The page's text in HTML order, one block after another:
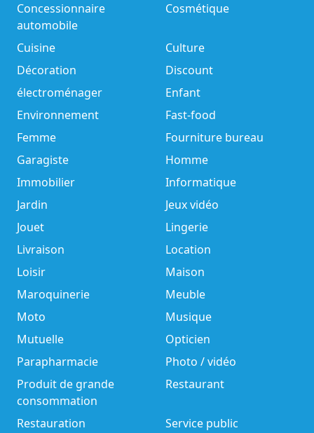
Concessionnaire
automobile
Cosmétique
Cuisine
Culture
Décoration
Discount
électroménager
Enfant
Environnement
Fast-food
Femme
Fourniture bureau
Garagiste
Homme
Immobilier
Informatique
Jardin
Jeux vidéo
Jouet
Lingerie
Livraison
Location
Loisir
Maison
Maroquinerie
Meuble
Moto
Musique
Mutuelle
Opticien
Parapharmacie
Photo / vidéo
Produit de grande
consommation
Restaurant
Restauration Service public